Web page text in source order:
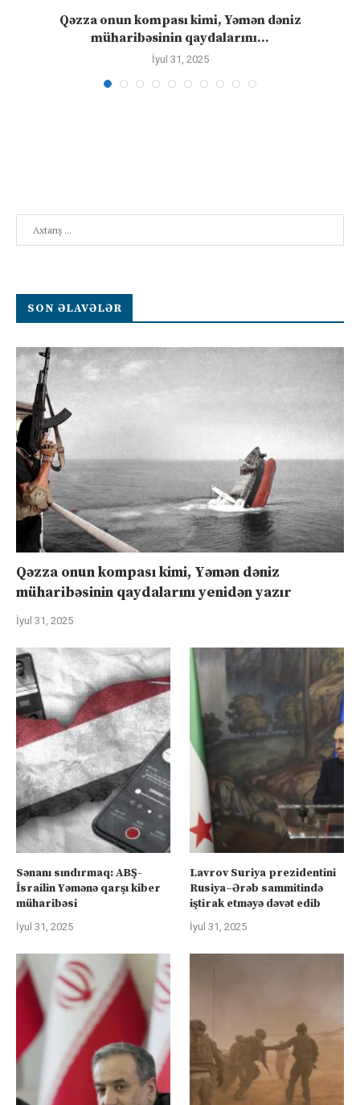
Qəzza onun kompası kimi, Yəmən dəniz
müharibəsinin qaydalarını...
İyul 31, 2025
SON ƏLAVƏLƏR
Qəzza onun kompası kimi, Yəmən dəniz
müharibəsinin qaydalarını yenidən yazır
İyul 31, 2025
Sənanı sındırmaq: ABŞ-
İsrailin Yəmənə qarşı kiber
müharibəsi
İyul 31, 2025
Lavrov Suriya prezidentini
Rusiya–Ərəb sammitində
iştirak etməyə dəvət edib
İyul 31, 2025